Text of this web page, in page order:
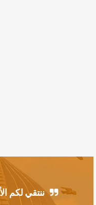
ننتقي لكم